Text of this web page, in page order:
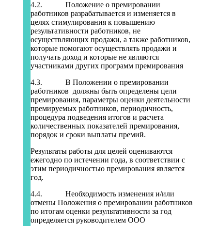
4.2. Положение о премировании
работников разрабатывается и изменяется в
целях стимулирования к повышению
результативности работников, не
осуществляющих продажи, а также работников,
которые помогают осуществлять продажи и
получать доход и которые не являются
участниками других программ премирования
4.3. В Положении о премировании
работников должны быть определены цели
премирования, параметры оценки деятельности
премируемых работников, периодичность,
процедура подведения итогов и расчета
количественных показателей премирования,
порядок и сроки выплаты премий.
Результаты работы для целей оцениваются
ежегодно по истечении года, в соответствии с
этим периодичностью премирования является
год.
4.4. Необходимость изменения и/или
отмены Положения о премировании работников
по итогам оценки результативности за год
определяется руководителем ООО